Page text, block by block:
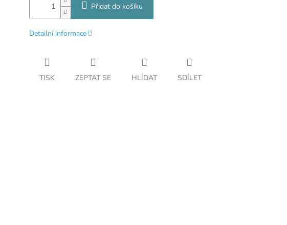
Přidat do košíku
Detailní informace
TISK ZEPTAT SE HLÍDAT SDÍLET